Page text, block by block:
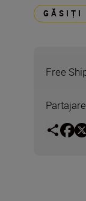
GĂSIȚI
Free